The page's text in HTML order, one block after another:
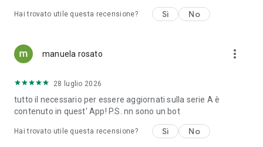
Hai trovato utile questa recensione? Sì No
manuela rosato more_vert
28 luglio 2026
tutto il necessario per essere aggiornati sulla serie A è
contenuto in quest' App! P.S. nn sono un bot
Hai trovato utile questa recensione? Sì No